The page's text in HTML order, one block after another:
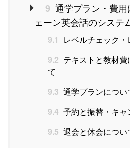
9 通学プラン・費
ェーン英会話のシステ
9.1
レベルチェック
9.2 テキストと教材
て
9.3 通学プランについ
9.4 予約と振替・キ
9.5 退会と休会につい